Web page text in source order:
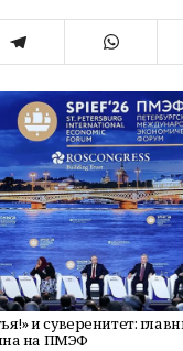
и суверенитет:
на ПМЭФ